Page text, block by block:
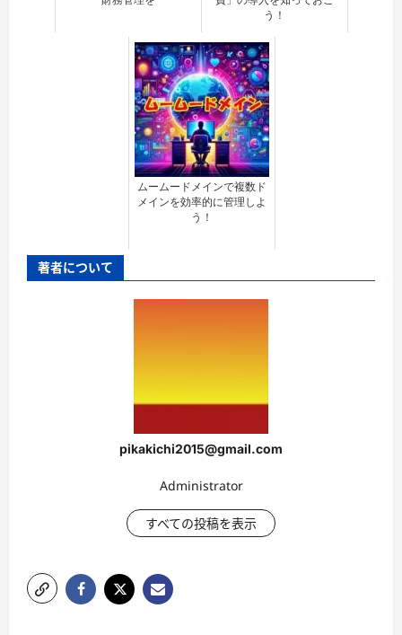
う！
ムームードメインで複数ド
メインを効率的に管理しよ
う！
著者について
pikakichi2015@gmail.com
Administrator
すべての投稿を表示